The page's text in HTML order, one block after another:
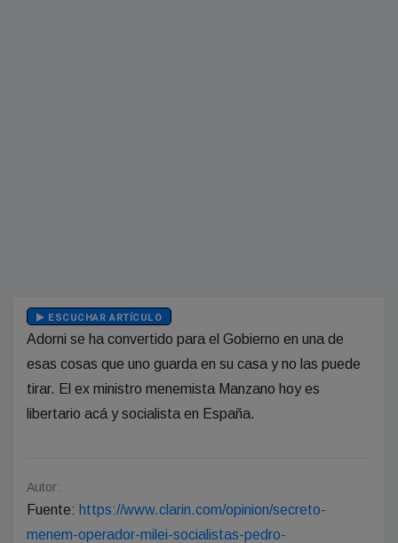
ESCUCHAR ARTÍCULO
Adorni se ha convertido para el Gobierno en una de
esas cosas que uno guarda en su casa y no las puede
tirar. El ex ministro menemista Manzano hoy es
libertario acá y socialista en España.
Autor:
Fuente: https://www.clarin.com/opinion/secreto-
menem-operador-milei-socialistas-pedro-